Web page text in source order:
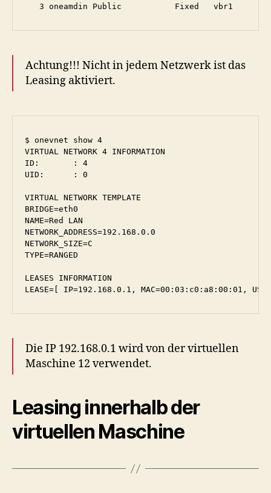
Achtung!!! Nicht in jedem Netzwerk ist das
Leasing aktiviert.
$ onevnet show 4
VIRTUAL NETWORK 4 INFORMATION
ID:       : 4
UID:      : 0
VIRTUAL NETWORK TEMPLATE
BRIDGE=eth0
NAME=Red LAN
NETWORK_ADDRESS=192.168.0.0
NETWORK_SIZE=C
TYPE=RANGED
LEASES INFORMATION
Die IP 192.168.0.1 wird von der virtuellen
Maschine 12 verwendet.
Leasing innerhalb der
virtuellen Maschine